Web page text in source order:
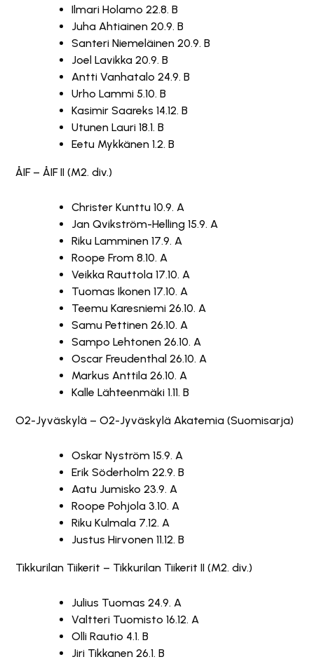
Ilmari Holamo 22.8. B
Juha Ahtiainen 20.9. B
Santeri Niemeläinen 20.9. B
Joel Lavikka 20.9. B
Antti Vanhatalo 24.9. B
Urho Lammi 5.10. B
Kasimir Saareks 14.12. B
Utunen Lauri 18.1. B
Eetu Mykkänen 1.2. B
ÅIF – ÅIF II (M2. div.)
Christer Kunttu 10.9. A
Jan Qvikström-Helling 15.9. A
Riku Lamminen 17.9. A
Roope From 8.10. A
Veikka Rauttola 17.10. A
Tuomas Ikonen 17.10. A
Teemu Karesniemi 26.10. A
Samu Pettinen 26.10. A
Sampo Lehtonen 26.10. A
Oscar Freudenthal 26.10. A
Markus Anttila 26.10. A
Kalle Lähteenmäki 1.11. B
O2-Jyväskylä – O2-Jyväskylä Akatemia (Suomisarja)
Oskar Nyström 15.9. A
Erik Söderholm 22.9. B
Aatu Jumisko 23.9. A
Roope Pohjola 3.10. A
Riku Kulmala 7.12. A
Justus Hirvonen 11.12. B
Tikkurilan Tiikerit – Tikkurilan Tiikerit II (M2. div.)
Julius Tuomas 24.9. A
Valtteri Tuomisto 16.12. A
Olli Rautio 4.1. B
Jiri Tikkanen 26.1. B